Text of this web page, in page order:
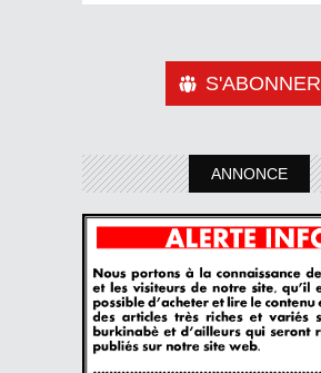
S'ABONNER
ANNONCE